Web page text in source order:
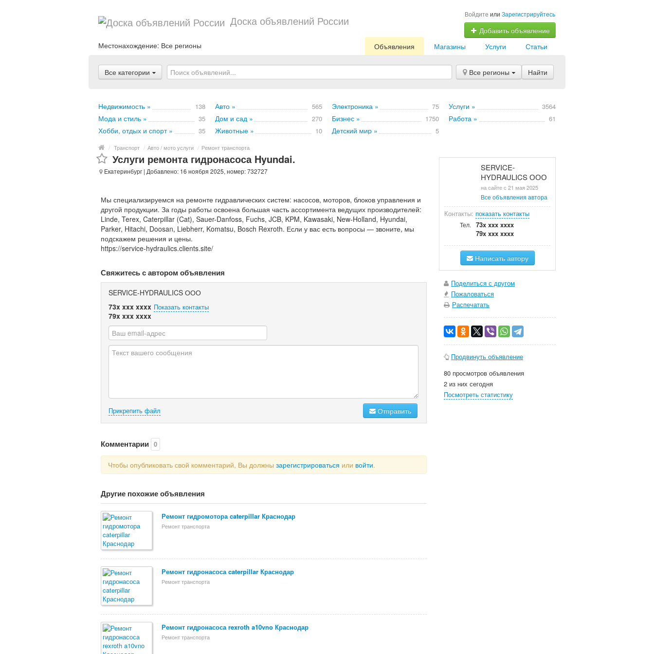
Доска объявлений России Войдите или Зарегистрируйтесь
Добавить объявление
Местонахождение: Все регионы Статьи
Услуги
Магазины
Объявления
Все категории Все регионы Найти
Недвижимость » 138 Авто » 565 Электроника » 75 Услуги » 3564
Мода и стиль » 35 Дом и сад » 270 Бизнес » 1750 Работа » 61
Хобби, отдых и спорт » 35 Животные » 10 Детский мир » 5
/ Транспорт / Авто / мото услуги / Ремонт транспорта
Услуги ремонта гидронасоса Hyundai.
Екатеринбург | Добавлено: 16 ноября 2025, номер: 732727
Мы специализируемся на ремонте гидравлических систем: насосов, моторов, блоков управления и
другой продукции. За годы работы освоена большая часть ассортимента ведущих производителей:
Linde, Terex, Caterpillar (Cat), Sauer-Danfoss, Fuchs, JCB, KPM, Kawasaki, New-Holland, Hyundai,
Parker, Hitachi, Doosan, Liebherr, Komatsu, Bosch Rexroth. Если у вас есть вопросы — звоните, мы
подскажем решения и цены.
https://service-hydraulics.clients.site/
Свяжитесь с автором объявления
SERVICE-HYDRAULICS ООО
73x xxx xxxx Показать контакты
79x xxx xxxx
Прикрепить файл Отправить
Комментарии 0
Чтобы опубликовать свой комментарий, Вы должны зарегистрироваться или войти.
Другие похожие объявления
Ремонт гидромотора caterpillar Краснодар
Ремонт транспорта
Ремонт гидронасоса caterpillar Краснодар
Ремонт транспорта
Ремонт гидронасоса rexroth a10vno Краснодар
Ремонт транспорта
SERVICE-
HYDRAULICS ООО
на сайте с 21 мая 2025
Все объявления автора
Контакты: показать контакты
Тел.
73x xxx xxxx
79x xxx xxxx
Написать автору
Поделиться с другом
Пожаловаться
Распечатать
Продвинуть объявление
80 просмотров объявления
2 из них сегодня
Посмотреть статистику